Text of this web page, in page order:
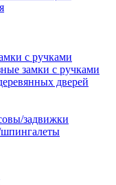
с ручками
замки с ручками
дверей
задвижки